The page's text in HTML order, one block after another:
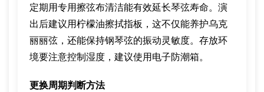
定期用专用擦弦布清洁能有效延长琴弦寿命。演
出后建议用柠檬油擦拭指板，这不仅能养护乌克
丽丽弦，还能保持钢琴弦的振动灵敏度。存放环
境要注意控制湿度，建议使用电子防潮箱。
更换周期判断方法